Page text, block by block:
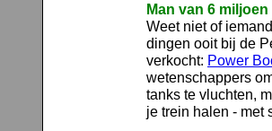
Man van 6 miljoen
Weet niet of
dingen ooit bij de
verkocht: Power
wetenschappers
tanks te vluchten,
je trein halen - met